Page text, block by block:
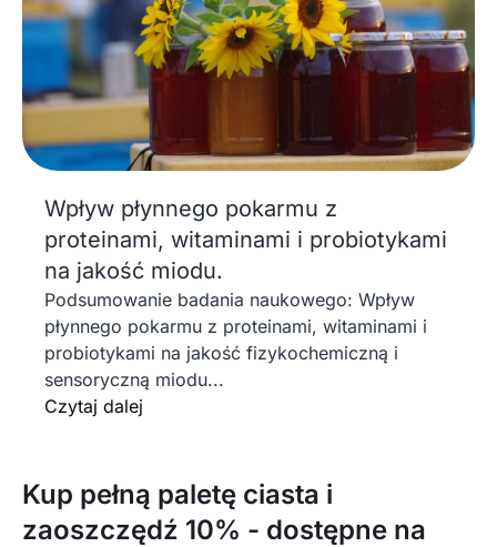
Wpływ płynnego pokarmu z
proteinami, witaminami i probiotykami
na jakość miodu.
Podsumowanie badania naukowego: Wpływ
płynnego pokarmu z proteinami, witaminami i
probiotykami na jakość fizykochemiczną i
sensoryczną miodu...
Czytaj dalej
Kup pełną paletę ciasta i
zaoszczędź 10% - dostępne na